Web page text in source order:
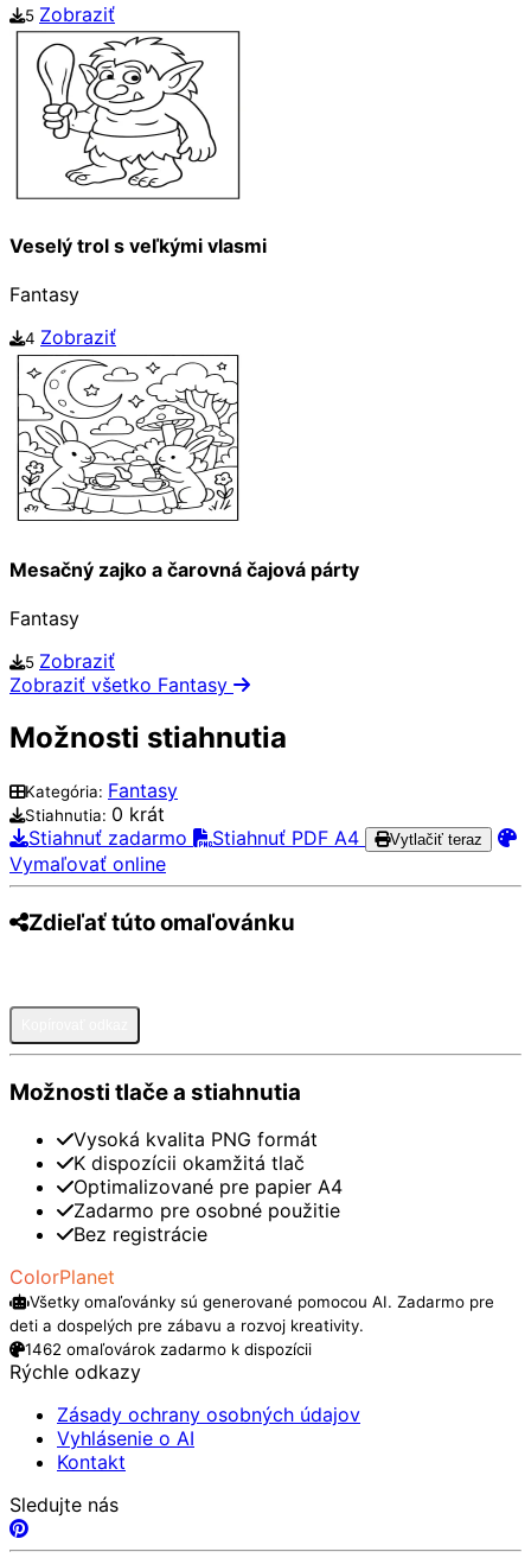
5 Zobraziť
Veselý trol s veľkými vlasmi
Fantasy
4 Zobraziť
Mesačný zajko a čarovná čajová párty
Fantasy
5 Zobraziť
Zobraziť všetko Fantasy
Možnosti stiahnutia
Kategória: Fantasy
Stiahnutia: 0 krát
Stiahnuť zadarmo
Stiahnuť PDF A4 Vytlačiť teraz
Vymaľovať online
Zdieľať túto omaľovánku
Možnosti tlače a stiahnutia
Vysoká kvalita PNG formát
K dispozícii okamžitá tlač
Optimalizované pre papier A4
Zadarmo pre osobné použitie
Bez registrácie
ColorPlanet
Všetky omaľovánky sú generované pomocou AI. Zadarmo pre
deti a dospelých pre zábavu a rozvoj kreativity.
1462 omaľovárok zadarmo k dispozícii
Rýchle odkazy
Zásady ochrany osobných údajov
Vyhlásenie o AI
Kontakt
Sledujte nás